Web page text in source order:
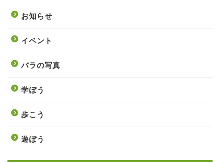
お知らせ
イベント
バラの写真
学ぼう
歩こう
遊ぼう